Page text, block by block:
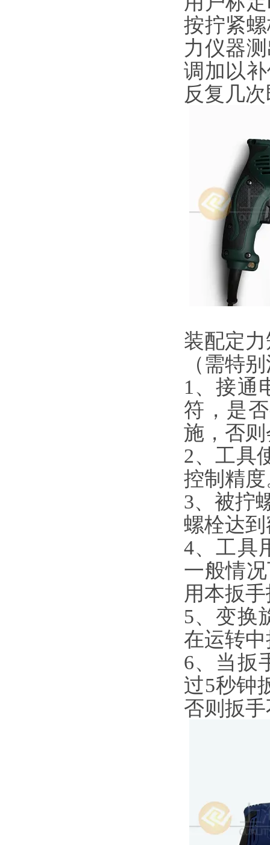
按拧紧
力仪器
调加以
反复几
装配定
（需特
1、接通
符，是
施，否
2、工具
控制精
3、被拧
螺栓达
4、工具
一般情
用本扳
5、变换
在运转
6、当扳
过5秒钟
否则扳